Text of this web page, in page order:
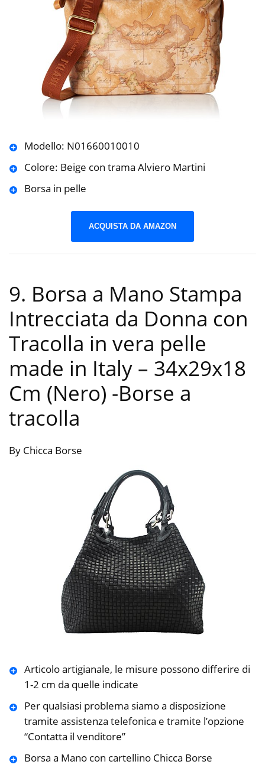
Modello: N01660010010
Colore: Beige con trama Alviero Martini
Borsa in pelle
ACQUISTA DA AMAZON
9. Borsa a Mano Stampa
Intrecciata da Donna con
Tracolla in vera pelle
made in Italy – 34x29x18
Cm (Nero) -Borse a
tracolla
By Chicca Borse
Articolo artigianale, le misure possono differire di
1-2 cm da quelle indicate
Per qualsiasi problema siamo a disposizione
tramite assistenza telefonica e tramite l’opzione
“Contatta il venditore”
Borsa a Mano con cartellino Chicca Borse